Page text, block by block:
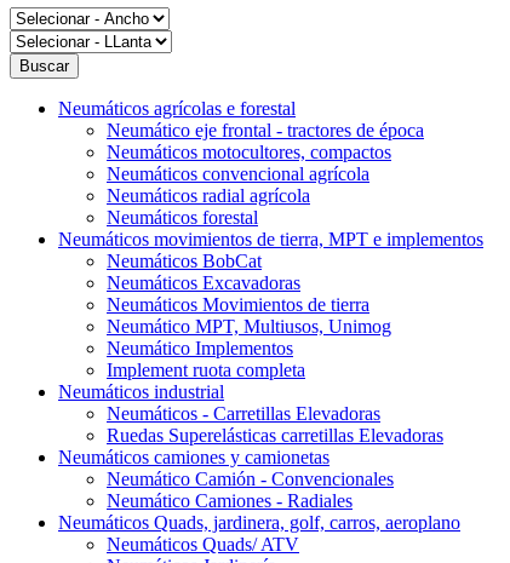
Neumáticos agrícolas e forestal
Neumático eje frontal - tractores de época
Neumáticos motocultores, compactos
Neumáticos convencional agrícola
Neumáticos radial agrícola
Neumáticos forestal
Neumáticos movimientos de tierra, MPT e implementos
Neumáticos BobCat
Neumáticos Excavadoras
Neumáticos Movimientos de tierra
Neumático MPT, Multiusos, Unimog
Neumático Implementos
Implement ruota completa
Neumáticos industrial
Neumáticos - Carretillas Elevadoras
Ruedas Superelásticas carretillas Elevadoras
Neumáticos camiones y camionetas
Neumático Camión - Convencionales
Neumático Camiones - Radiales
Neumáticos Quads, jardinera, golf, carros, aeroplano
Neumáticos Quads/ ATV